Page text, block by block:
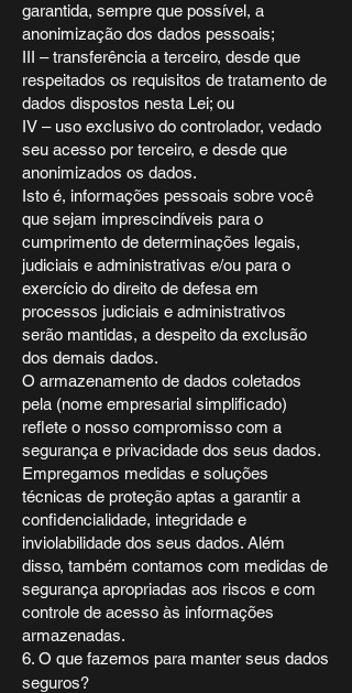
garantida, sempre que possível, a
anonimização dos dados pessoais;
III – transferência a terceiro, desde que
respeitados os requisitos de tratamento de
dados dispostos nesta Lei; ou
IV – uso exclusivo do controlador, vedado
seu acesso por terceiro, e desde que
anonimizados os dados.
Isto é, informações pessoais sobre você
que sejam imprescindíveis para o
cumprimento de determinações legais,
judiciais e administrativas e/ou para o
exercício do direito de defesa em
processos judiciais e administrativos
serão mantidas, a despeito da exclusão
dos demais dados.
O armazenamento de dados coletados
pela (nome empresarial simplificado)
reflete o nosso compromisso com a
segurança e privacidade dos seus dados.
Empregamos medidas e soluções
técnicas de proteção aptas a garantir a
confidencialidade, integridade e
inviolabilidade dos seus dados. Além
disso, também contamos com medidas de
segurança apropriadas aos riscos e com
controle de acesso às informações
armazenadas.
6. O que fazemos para manter seus dados
seguros?